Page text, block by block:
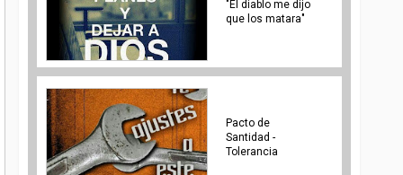
"El diablo me dijo
que los matara"
Pacto de
Santidad -
Tolerancia